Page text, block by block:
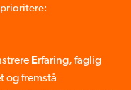
Erfaring, faglig
og fremstå